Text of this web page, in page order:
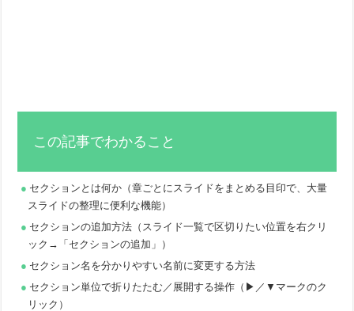
この記事でわかること
セクションとは何か（章ごとにスライドをまとめる目印で、大量
スライドの整理に便利な機能）
セクションの追加方法（スライド一覧で区切りたい位置を右クリ
ック→「セクションの追加」）
セクション名を分かりやすい名前に変更する方法
セクション単位で折りたたむ／展開する操作（▶／▼マークのク
リック）